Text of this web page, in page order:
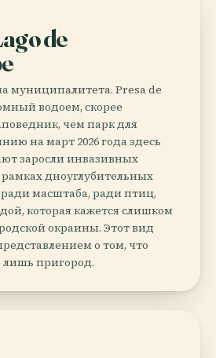
de
муниципалитета. Presa de
водоем, скорее
чем парк для
на март 2026 года здесь
заросли инвазивных
дноуглубительных
масштаба, ради птиц,
которая кажется слишком
окраины. Этот вид
о том, что
лишь пригород.